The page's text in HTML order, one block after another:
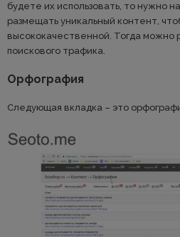
будете их использовать, то нужно
размещать уникальный контент,
высококачественной. Тогда можно
поискового трафика.
Орфография
Следующая вкладка – это